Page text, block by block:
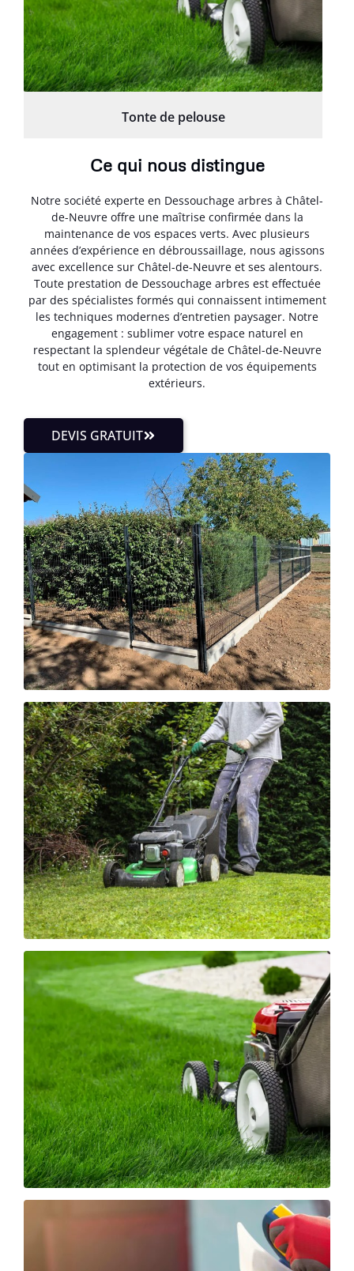
Tonte de pelouse
Ce qui nous distingue
Notre société experte en Dessouchage arbres à Châtel-
de-Neuvre offre une maîtrise confirmée dans la
maintenance de vos espaces verts. Avec plusieurs
années d’expérience en débroussaillage, nous agissons
avec excellence sur Châtel-de-Neuvre et ses alentours.
Toute prestation de Dessouchage arbres est effectuée
par des spécialistes formés qui connaissent intimement
les techniques modernes d’entretien paysager. Notre
engagement : sublimer votre espace naturel en
respectant la splendeur végétale de Châtel-de-Neuvre
tout en optimisant la protection de vos équipements
extérieurs.
DEVIS GRATUIT